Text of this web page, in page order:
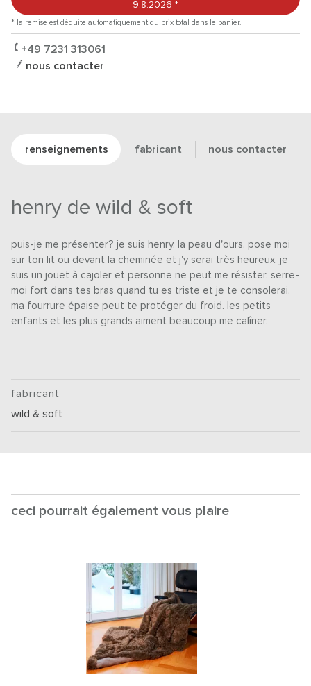
9.8.2026 *
* la remise est déduite automatiquement du prix total dans le panier.
+49 7231 313061
nous contacter
renseignements fabricant nous contacter
henry de wild & soft
puis-je me présenter? je suis henry, la peau d'ours. pose moi
sur ton lit ou devant la cheminée et j'y serai très heureux. je
suis un jouet à cajoler et personne ne peut me résister. serre-
moi fort dans tes bras quand tu es triste et je te consolerai.
ma fourrure épaise peut te protéger du froid. les petits
enfants et les plus grands aiment beaucoup me calîner.
fabricant
wild & soft
ceci pourrait également vous plaire